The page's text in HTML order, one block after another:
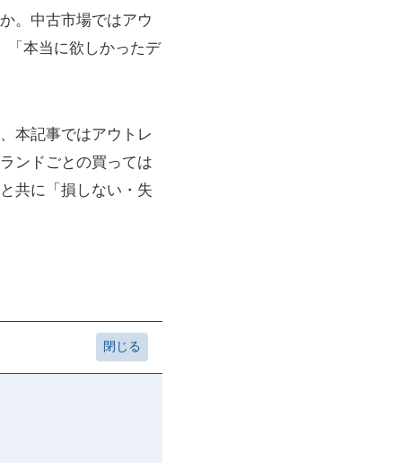
。中古市場ではアウ
「本当に欲しかったデ
本記事ではアウトレ
ンドごとの買っては
共に「損しない・失